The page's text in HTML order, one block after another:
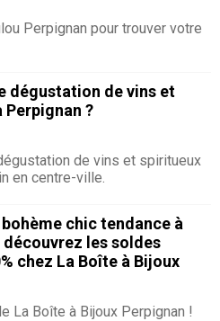
Perpignan pour trouver votre
dégustation de vins et
?
de vins et spiritueux
en centre-ville.
chic tendance à
découvrez les soldes
chez La Boîte à Bijoux
La Boîte à Bijoux Perpignan !